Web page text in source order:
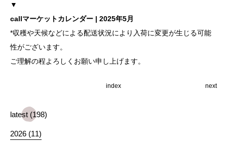
▼
callマーケットカレンダー | 2025年5月
*収穫や天候などによる配送状況により入荷に変更が生じる可能
性がございます。
ご理解の程よろしくお願い申し上げます。
next
index
latest (198)
2026 (11)